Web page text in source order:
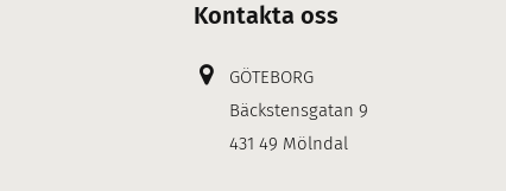
Kontakta oss
GÖTEBORG
Bäckstensgatan 9
431 49 Mölndal